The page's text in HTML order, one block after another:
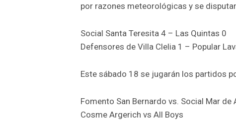
por razones meteorológicas y se
Social Santa Teresita 4 – Las Quintas 0
Defensores de Villa Clelia 1 – Popular
Este sábado 18 se jugarán los partidos
Fomento San Bernardo vs. Social Mar de
Cosme Argerich vs All Boys